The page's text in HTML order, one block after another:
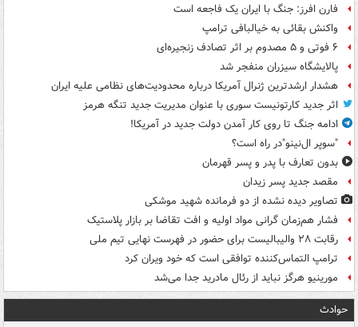
فارن افرز: جنگ با ایران یک فاجعه است
واکنش بقائی به خیالبافی ترامپ
۶ فوتی و ۵ مصدوم بر اثر تصادف زنجیره‌ای
پالایشگاه سیزران منفجر شد
هشدار ارشدترین ژنرال آمریکا درباره محدودیت‌های نظامی علیه ایران
اثر جدید کارتونیست سوری با عنوان مدیریت جدید تنگه هرمز
ادامه جنگ تا روی کار آمدن دولت جدید در آمریکا!
"سوپر ال‌نینو"در راه است؟
بدون تعارف با پدر و پسر قهرمان
مقصد جدید پسر زیدان
تصاویر دیده‌ نشده از دو فرمانده شهید موشکی
فشار هم‌زمان گرانی مواد اولیه و افت تقاضا بر بازار پلاستیک
رقابت ۲۸ والیبالیست برای حضور در فهرست نهایی تیم ملی
ترامپ التماس‌کننده توافقی است که خود ویران کرد
مورینیو هرگز نباید از رئال مادرید جدا می‌شد
حوادث